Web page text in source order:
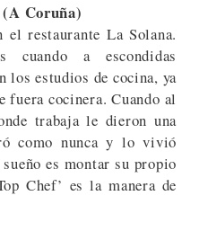
Coruña)
el restaurante La Solana.
cuando a escondidas
los estudios de cocina, ya
fuera cocinera. Cuando al
trabaja le dieron una
como nunca y lo vivió
es montar su propio
Chef’ es la manera de